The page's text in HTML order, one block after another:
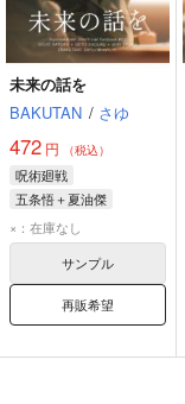
未来の話を
BAKUTAN / さゆ
472 円 （税込）
呪術廻戦
五条悟＋夏油傑
夏油傑
五条悟
家入硝子
×：在庫なし
サンプル
再販希望